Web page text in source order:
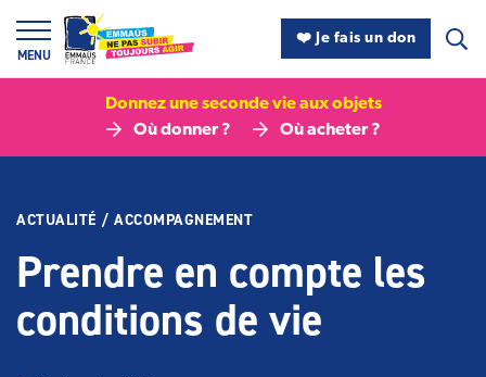
MENU
❤️ Je fais un don
Donnez une seconde vie aux objets
Où donner ?
Où acheter ?
ACTUALITÉ / ACCOMPAGNEMENT
Prendre en compte les
conditions de vie
Panneau de gestion des cookies